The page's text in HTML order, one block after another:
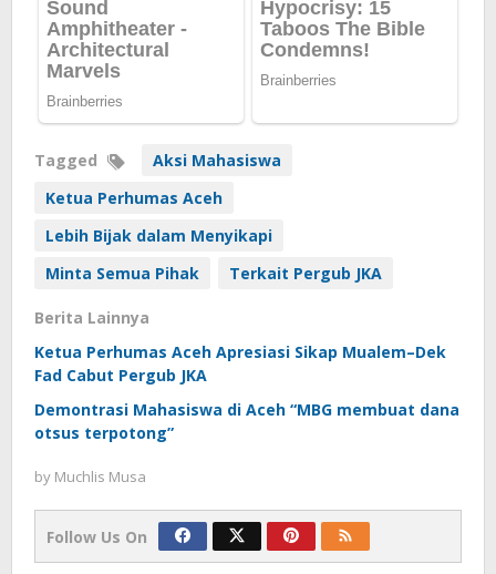
Tagged
Aksi Mahasiswa
Ketua Perhumas Aceh
Lebih Bijak dalam Menyikapi
Minta Semua Pihak
Terkait Pergub JKA
Berita Lainnya
Ketua Perhumas Aceh Apresiasi Sikap Mualem–Dek
Fad Cabut Pergub JKA
Demontrasi Mahasiswa di Aceh “MBG membuat dana
otsus terpotong”
by Muchlis Musa
Follow Us On